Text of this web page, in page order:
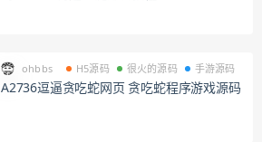
ohbbs H5源码 很火的源码 手游源码
A2736逗逼贪吃蛇网页 贪吃蛇程序游戏源码